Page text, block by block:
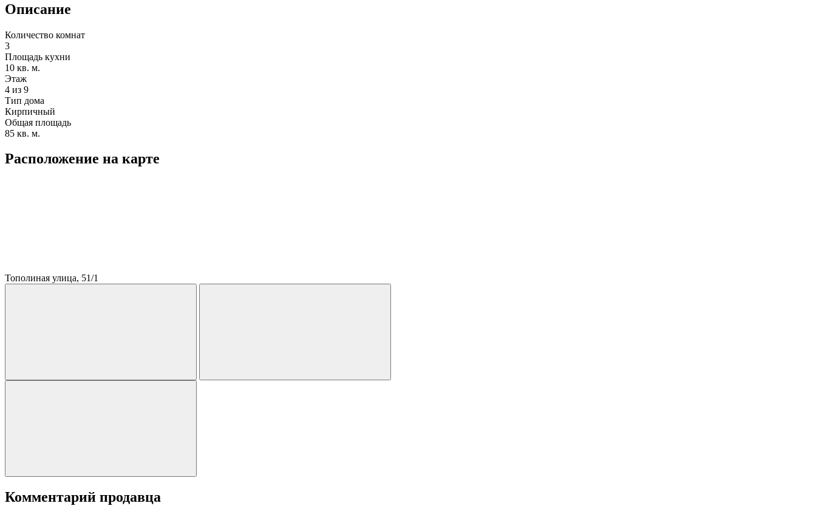
Описание
Количество комнат
3
Площадь кухни
10 кв. м.
Этаж
4 из 9
Тип дома
Кирпичный
Общая площадь
85 кв. м.
Расположение на карте
Тополиная улица, 51/1
Комментарий продавца